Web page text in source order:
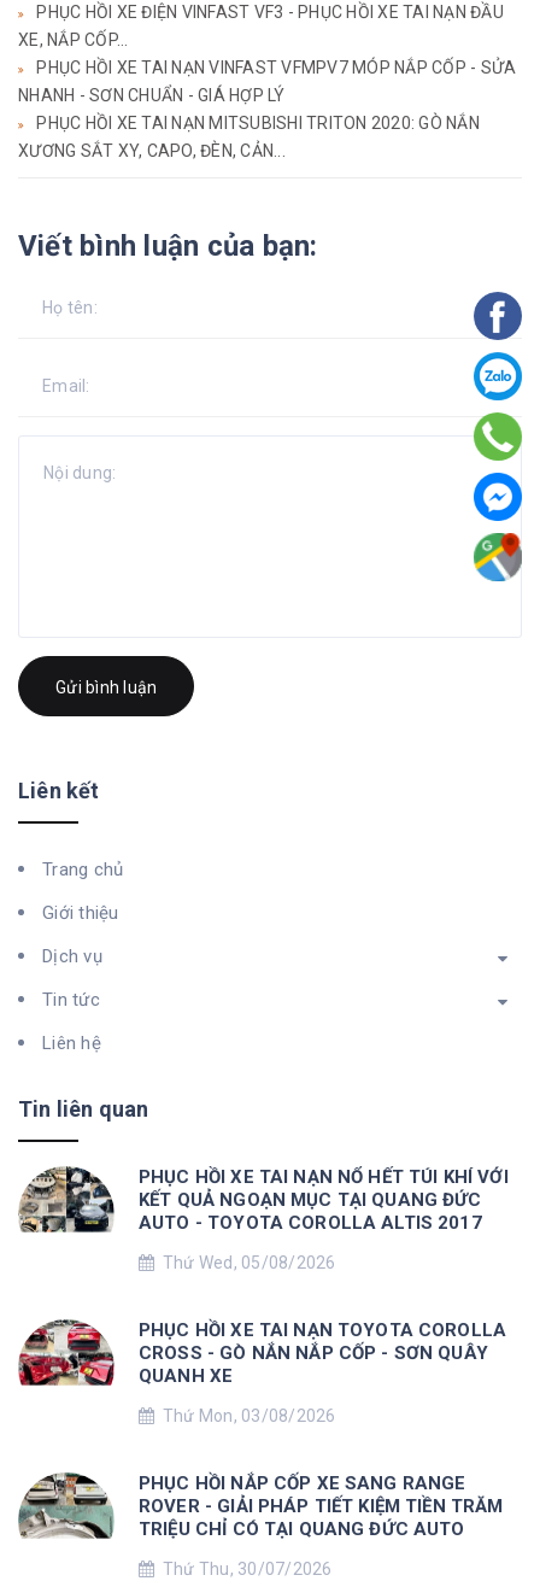
PHỤC HỒI XE ĐIỆN VINFAST VF3 - PHỤC HỒI XE TAI NẠN ĐẦU
XE, NẮP CỐP...
PHỤC HỒI XE TAI NẠN VINFAST VFMPV7 MÓP NẮP CỐP - SỬA
NHANH - SƠN CHUẨN - GIÁ HỢP LÝ
PHỤC HỒI XE TAI NẠN MITSUBISHI TRITON 2020: GÒ NẮN
XƯƠNG SẮT XY, CAPO, ĐÈN, CẢN...
Viết bình luận của bạn:
Gửi bình luận
Liên kết
Trang chủ
Giới thiệu
Dịch vụ
Tin tức
Liên hệ
Tin liên quan
PHỤC HỒI XE TAI NẠN NỔ HẾT TÚI KHÍ VỚI
KẾT QUẢ NGOẠN MỤC TẠI QUANG ĐỨC
AUTO - TOYOTA COROLLA ALTIS 2017
Thứ Wed, 05/08/2026
PHỤC HỒI XE TAI NẠN TOYOTA COROLLA
CROSS - GÒ NẮN NẮP CỐP - SƠN QUÂY
QUANH XE
Thứ Mon, 03/08/2026
PHỤC HỒI NẮP CỐP XE SANG RANGE
ROVER - GIẢI PHÁP TIẾT KIỆM TIỀN TRĂM
TRIỆU CHỈ CÓ TẠI QUANG ĐỨC AUTO
Thứ Thu, 30/07/2026